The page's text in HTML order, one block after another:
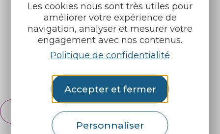
Les cookies nous sont très utiles pour
améliorer votre expérience de
navigation, analyser et mesurer votre
engagement avec nos contenus.
Politique de confidentialité
Accepter et fermer
Personnaliser
Nos brochures
Météo
Retrouvez-nous sur :
Espace pro Partenaires
Français
English